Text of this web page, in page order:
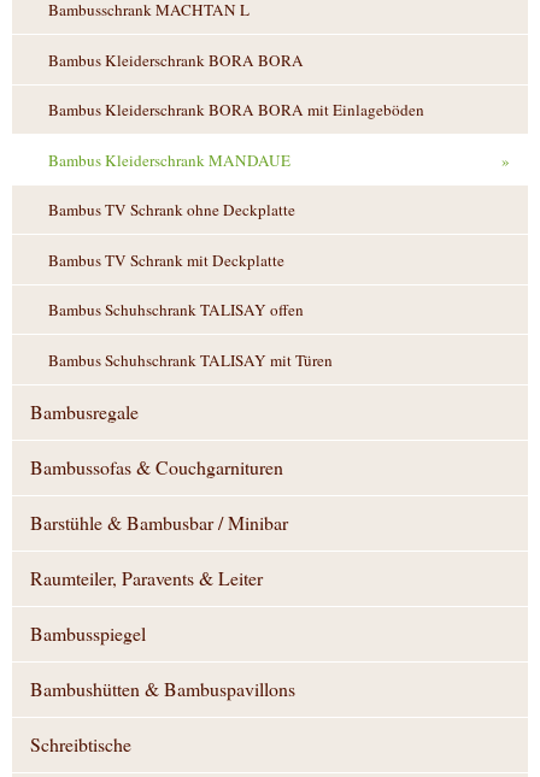
Bambusschrank MACHTAN L
Bambus Kleiderschrank BORA BORA
Bambus Kleiderschrank BORA BORA mit Einlageböden
Bambus Kleiderschrank MANDAUE »
Bambus TV Schrank ohne Deckplatte
Bambus TV Schrank mit Deckplatte
Bambus Schuhschrank TALISAY offen
Bambus Schuhschrank TALISAY mit Türen
Bambusregale
Bambussofas & Couchgarnituren
Barstühle & Bambusbar / Minibar
Raumteiler, Paravents & Leiter
Bambusspiegel
Bambushütten & Bambuspavillons
Schreibtische